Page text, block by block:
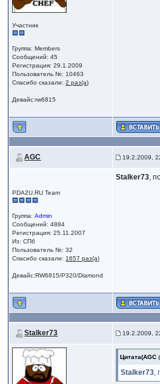
Участник
Группа: Members
Сообщений: 45
Регистрация: 29.1.2009
Пользователь №: 10463
Спасибо сказали:2 раз(а)
Девайс:rw6815
AGC 19.2.2009,
PDA2U.RU Team
Группа:Admin
Сообщений: 4884
Регистрация: 25.11.2007
Из: СПб
Пользователь №: 32
Спасибо сказали: 1657 раз(а)
Девайс:RW6815/P320/Diamond
Stalker73,
Stalker73 19.2.2009,
Цитата(AGC
Stalker73,